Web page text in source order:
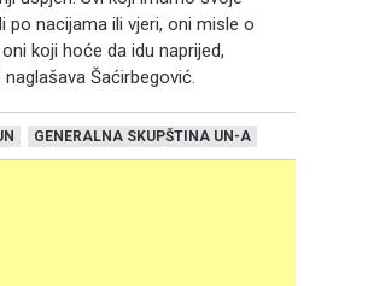
nacijama ili vjeri, oni misle o
koji hoće da idu naprijed,
Šaćirbegović.
GENERALNA SKUPŠTINA UN-A